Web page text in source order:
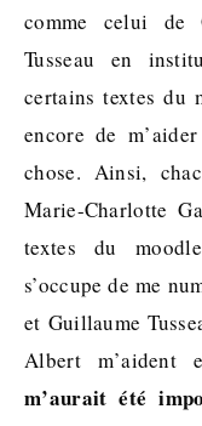
comme celui de
Tusseau en
certains textes du
encore de
chose. Ainsi,
Marie-Charlotte
textes du
s’occupe de me
et Guillaume
Albert m’aident
m’aurait été